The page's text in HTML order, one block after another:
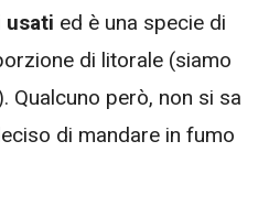
usati ed è una specie di
di litorale (siamo
Qualcuno però, non si sa
di mandare in fumo